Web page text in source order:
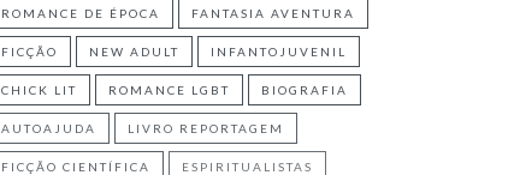
ROMANCE DE ÉPOCA FANTASIA AVENTURA
FICÇÃO NEW ADULT INFANTOJUVENIL
CHICK LIT ROMANCE LGBT BIOGRAFIA
AUTOAJUDA LIVRO REPORTAGEM
FICÇÃO CIENTÍFICA ESPIRITUALISTAS